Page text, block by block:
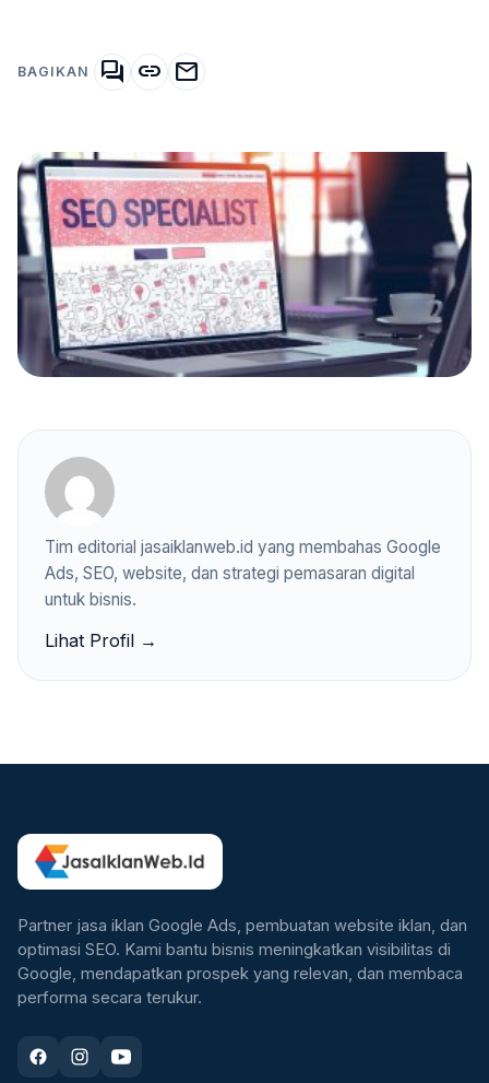
BAGIKAN forum link mail
Tim editorial jasaiklanweb.id yang membahas Google
Ads, SEO, website, dan strategi pemasaran digital
untuk bisnis.
Lihat Profil →
Partner jasa iklan Google Ads, pembuatan website iklan, dan
optimasi SEO. Kami bantu bisnis meningkatkan visibilitas di
Google, mendapatkan prospek yang relevan, dan membaca
performa secara terukur.